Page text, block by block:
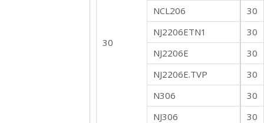
30
NCL206
30
NJ2206ETN1
30
NJ2206E
30
NJ2206E.TVP
30
N306
30
NJ306
30